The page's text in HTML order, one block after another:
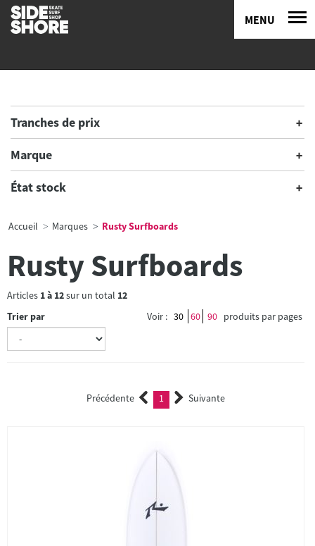
MENU
Tranches de prix
Marque
État stock
Accueil Marques Rusty Surfboards
Rusty Surfboards
Articles 1à 12sur un total 12
Trier par
Voir : 30 60 90 produits par pages
Précédente 1 (current)Suivante